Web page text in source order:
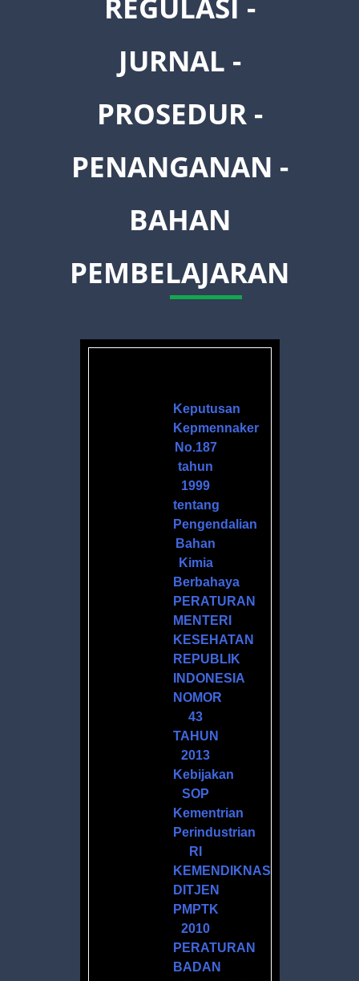
REGULASI -
JURNAL -
PROSEDUR -
PENANGANAN -
BAHAN
PEMBELAJARAN
Keputusan
Kepmennaker
No.187
tahun
1999
tentang
Pengendalian
Bahan
Kimia
Berbahaya
PERATURAN
MENTERI
KESEHATAN
REPUBLIK
INDONESIA
NOMOR
43
TAHUN
2013
Kebijakan
SOP
Kementrian
Perindustrian
RI
KEMENDIKNAS
DITJEN
PMPTK
2010
PERATURAN
BADAN